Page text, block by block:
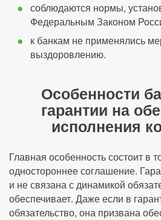
соблюдаются нормы,
Федеральным Законом
к банкам не применялись
выздоровлению.
Особенности
гарантии на
исполнения
Главная особенность состоит в
одностороннее соглашение.
и не связана с динамикой
обеспечивает. Даже если в
обязательство, она призвана